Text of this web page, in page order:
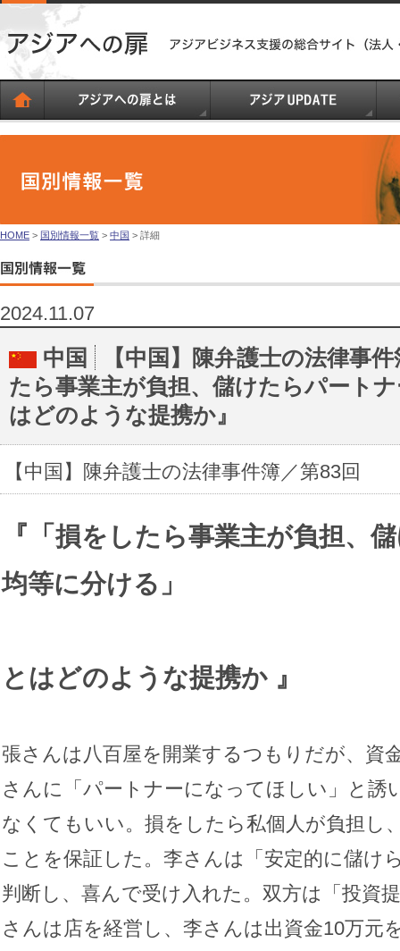
HOME > 国別情報一覧 > 中国 > 詳細
2024.11.07
中国
【中国】陳弁護士の法律事
たら事業主が負担、儲けたらパート
はどのような提携か』
【中国】陳弁護士の法律事件簿／第83回
『「 損をしたら事業主が負担、
均等に分ける」
とはどのような提携か 』
張さんは八百屋を開業するつもりだが、資
さんに「パートナーになってほしい」と誘
なくてもいい。損をしたら私個人が負担し
ことを保証した。李さんは「安定的に儲け
判断し、喜んで受け入れた。双方は「投資
さんは店を経営し、李さんは出資金10万元